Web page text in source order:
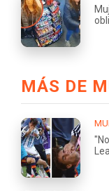
MÁS DE